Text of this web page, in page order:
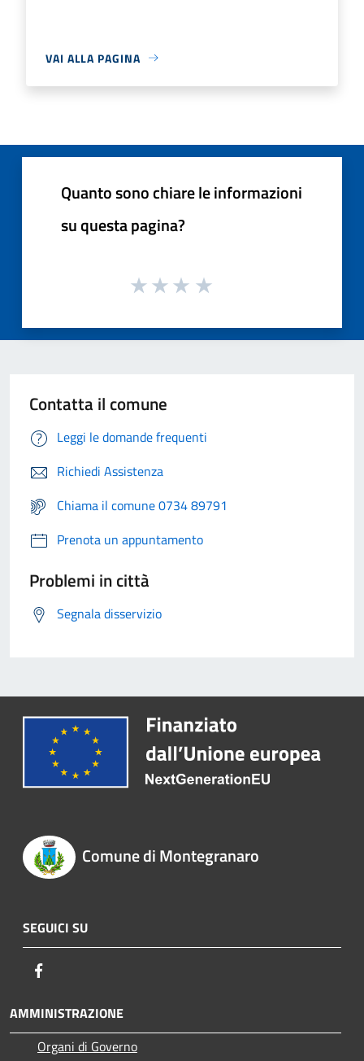
VAI ALLA PAGINA
Quanto sono chiare le informazioni
su questa pagina?
Contatta il comune
Leggi le domande frequenti
Richiedi Assistenza
Chiama il comune 0734 89791
Prenota un appuntamento
Problemi in città
Segnala disservizio
Comune di Montegranaro
SEGUICI SU
AMMINISTRAZIONE
Organi di Governo